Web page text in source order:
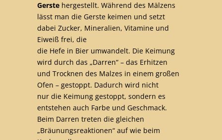
Gerste hergestellt. Während des Mälzens
lässt man die Gerste keimen und setzt
dabei Zucker, Mineralien, Vitamine und
Eiweiß frei, die
die Hefe in Bier umwandelt. Die Keimung
wird durch das „Darren“ – das Erhitzen
und Trocknen des Malzes in einem großen
Ofen – gestoppt. Dadurch wird nicht
nur die Keimung gestoppt, sondern es
entstehen auch Farbe und Geschmack.
Beim Darren treten die gleichen
„Bräunungsreaktionen“ auf wie beim